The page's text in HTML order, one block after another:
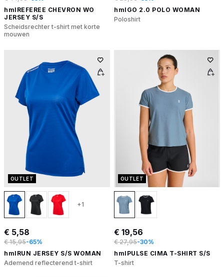
hmlREFEREE CHEVRON WO
JERSEY S/S
Scheidsrechter t-shirt met korte
mouwen
hmlGO 2.0 POLO WOMAN
Poloshirt
OUTLET
+1
€ 5,58
€ 15,95-65%
hmlRUN JERSEY S/S WOMAN
Ademend reflecterend t-shirt
OUTLET
€ 19,56
€ 27,95-30%
hmlPULSE CIMA T-SHIRT S/S
T-shirt